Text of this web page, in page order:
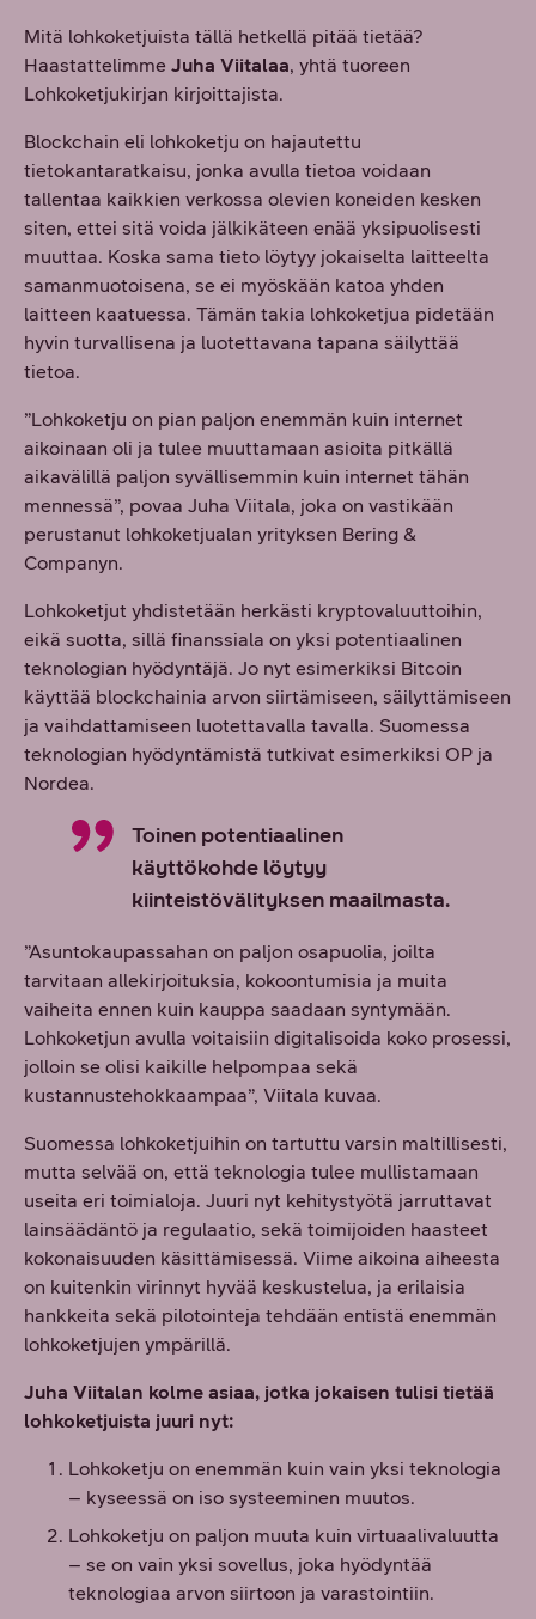
Mitä lohkoketjuista tällä hetkellä pitää tietää?
Haastattelimme Juha Viitalaa, yhtä tuoreen
Lohkoketjukirjan kirjoittajista.
Blockchain eli lohkoketju on hajautettu
tietokantaratkaisu, jonka avulla tietoa voidaan
tallentaa kaikkien verkossa olevien koneiden kesken
siten, ettei sitä voida jälkikäteen enää yksipuolisesti
muuttaa. Koska sama tieto löytyy jokaiselta laitteelta
samanmuotoisena, se ei myöskään katoa yhden
laitteen kaatuessa. Tämän takia lohkoketjua pidetään
hyvin turvallisena ja luotettavana tapana säilyttää
tietoa.
”Lohkoketju on pian paljon enemmän kuin internet
aikoinaan oli ja tulee muuttamaan asioita pitkällä
aikavälillä paljon syvällisemmin kuin internet tähän
mennessä”, povaa Juha Viitala, joka on vastikään
perustanut lohkoketjualan yrityksen Bering &
Companyn.
Lohkoketjut yhdistetään herkästi kryptovaluuttoihin,
eikä suotta, sillä finanssiala on yksi potentiaalinen
teknologian hyödyntäjä. Jo nyt esimerkiksi Bitcoin
käyttää blockchainia arvon siirtämiseen, säilyttämiseen
ja vaihdattamiseen luotettavalla tavalla. Suomessa
teknologian hyödyntämistä tutkivat esimerkiksi OP ja
Nordea.
Toinen potentiaalinen
käyttökohde löytyy
kiinteistövälityksen maailmasta.
”Asuntokaupassahan on paljon osapuolia, joilta
tarvitaan allekirjoituksia, kokoontumisia ja muita
vaiheita ennen kuin kauppa saadaan syntymään.
Lohkoketjun avulla voitaisiin digitalisoida koko prosessi,
jolloin se olisi kaikille helpompaa sekä
kustannustehokkaampaa”, Viitala kuvaa.
Suomessa lohkoketjuihin on tartuttu varsin maltillisesti,
mutta selvää on, että teknologia tulee mullistamaan
useita eri toimialoja. Juuri nyt kehitystyötä jarruttavat
lainsäädäntö ja regulaatio, sekä toimijoiden haasteet
kokonaisuuden käsittämisessä. Viime aikoina aiheesta
on kuitenkin virinnyt hyvää keskustelua, ja erilaisia
hankkeita sekä pilotointeja tehdään entistä enemmän
lohkoketjujen ympärillä.
Juha Viitalan kolme asiaa, jotka jokaisen tulisi tietää
lohkoketjuista juuri nyt:
Lohkoketju on enemmän kuin vain yksi teknologia
– kyseessä on iso systeeminen muutos.
Lohkoketju on paljon muuta kuin virtuaalivaluutta
– se on vain yksi sovellus, joka hyödyntää
teknologiaa arvon siirtoon ja varastointiin.